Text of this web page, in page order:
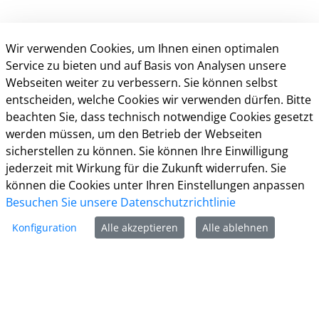
Kontakt
Weitere Informationen
Impressum
Datenschutz
Kontakt
Barrierefreiheit
Wir verwenden Cookies, um Ihnen einen optimalen
Service zu bieten und auf Basis von Analysen unsere
Webseiten weiter zu verbessern. Sie können selbst
entscheiden, welche Cookies wir verwenden dürfen. Bitte
beachten Sie, dass technisch notwendige Cookies gesetzt
werden müssen, um den Betrieb der Webseiten
sicherstellen zu können. Sie können Ihre Einwilligung
jederzeit mit Wirkung für die Zukunft widerrufen. Sie
können die Cookies unter Ihren Einstellungen anpassen
Besuchen Sie unsere Datenschutzrichtlinie
Konfiguration Alle akzeptieren Alle ablehnen